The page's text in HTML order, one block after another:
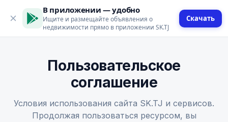
В приложении — удобно
Ищите и размещайте объявления о
недвижимости прямо в приложении SK.TJ
Скачать
Пользовательское
соглашение
Условия использования сайта SK.TJ и сервисов.
Продолжая пользоваться ресурсом, вы